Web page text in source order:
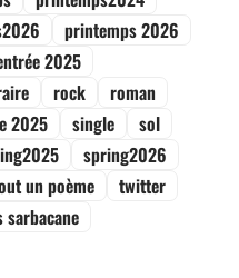
printemps 2026
2025
rock
roman
2025 single
sol
spring2026
un poème
twitter